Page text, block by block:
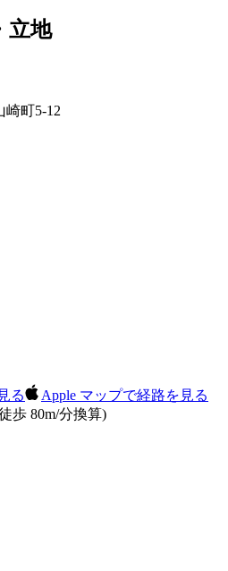
立地
崎町5-12
る
Apple マップで経路を見る
歩 80m/分換算)